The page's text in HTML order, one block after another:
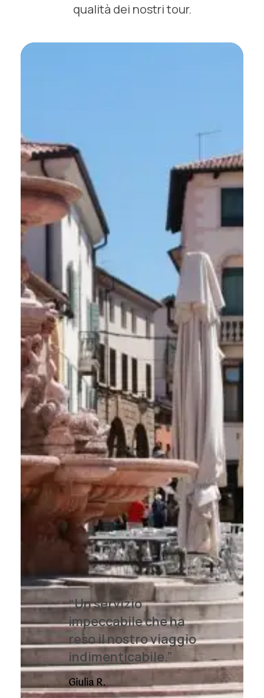
qualità dei nostri tour.
“Un servizio
impeccabile che ha
reso il nostro viaggio
indimenticabile.”
Giulia R.